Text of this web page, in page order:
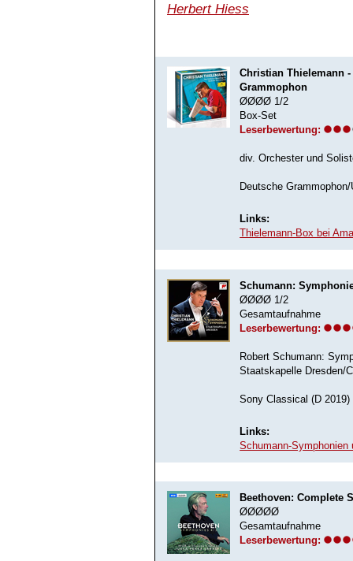
Herbert Hiess
Christian Thielemann
Grammophon
ØØØØ 1/2
Box-Set
Leserbewertung:
div. Orchester und
Deutsche
Links:
Thielemann-Box bei
Schumann:
ØØØØ 1/2
Gesamtaufnahme
Leserbewertung:
Robert Schumann:
Staatskapelle Dresden/
Sony Classical (D 2019)
Links:
Schumann-Symphonien
Beethoven: Complete
ØØØØØ
Gesamtaufnahme
Leserbewertung: